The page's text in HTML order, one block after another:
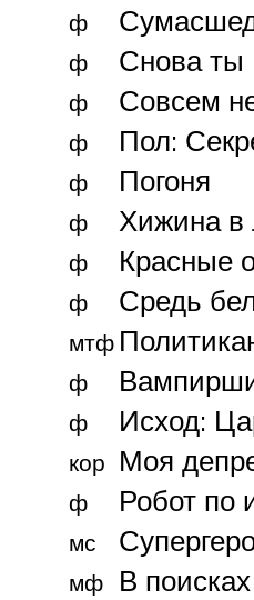
ф
ф Снова ты
ф Совсем
ф Пол:
ф Погоня
ф Хижина в
ф Красные
ф Средь
мтф
ф
ф Исход:
кор Моя
ф Робот по
мс
мф В